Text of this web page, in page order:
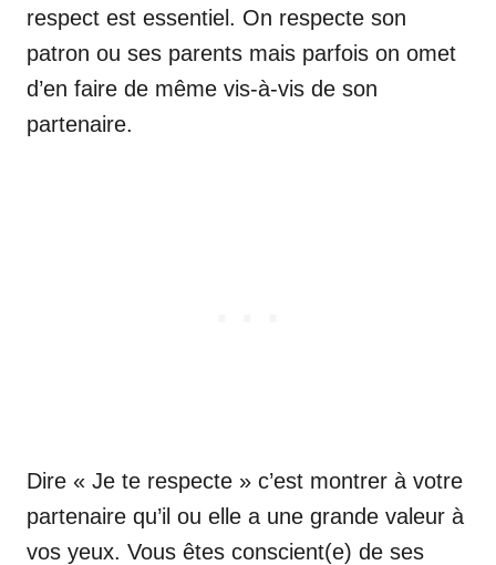
respect est essentiel. On respecte son
patron ou ses parents mais parfois on omet
d’en faire de même vis-à-vis de son
partenaire.
Dire « Je te respecte » c’est montrer à votre
partenaire qu’il ou elle a une grande valeur à
vos yeux. Vous êtes conscient(e) de ses